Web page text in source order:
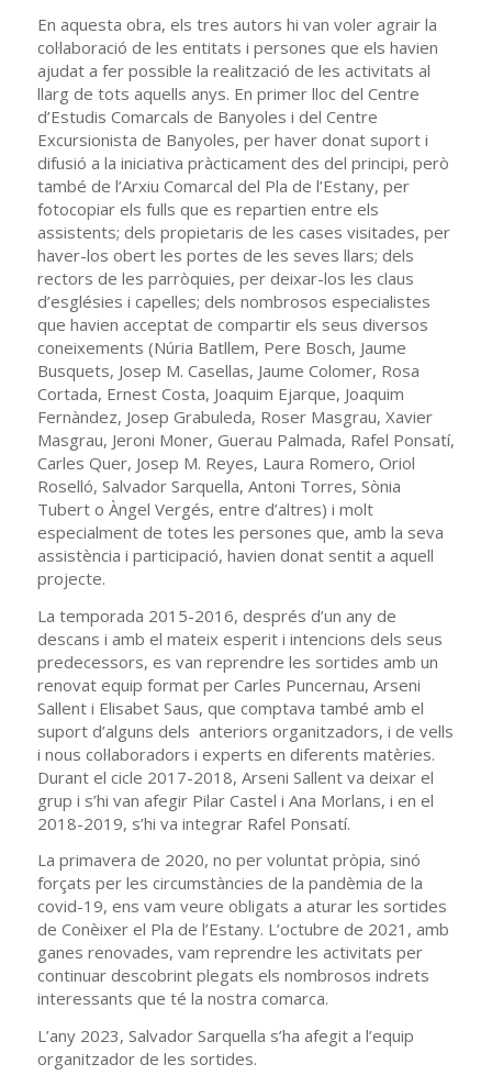
En aquesta obra, els tres autors hi van voler agrair la
col·laboració de les entitats i persones que els havien
ajudat a fer possible la realització de les activitats al
llarg de tots aquells anys. En primer lloc del Centre
d’Estudis Comarcals de Banyoles i del Centre
Excursionista de Banyoles, per haver donat suport i
difusió a la iniciativa pràcticament des del principi, però
també de l’Arxiu Comarcal del Pla de l’Estany, per
fotocopiar els fulls que es repartien entre els
assistents; dels propietaris de les cases visitades, per
haver-los obert les portes de les seves llars; dels
rectors de les parròquies, per deixar-los les claus
d’esglésies i capelles; dels nombrosos especialistes
que havien acceptat de compartir els seus diversos
coneixements (Núria Batllem, Pere Bosch, Jaume
Busquets, Josep M. Casellas, Jaume Colomer, Rosa
Cortada, Ernest Costa, Joaquim Ejarque, Joaquim
Fernàndez, Josep Grabuleda, Roser Masgrau, Xavier
Masgrau, Jeroni Moner, Guerau Palmada, Rafel Ponsatí,
Carles Quer, Josep M. Reyes, Laura Romero, Oriol
Roselló, Salvador Sarquella, Antoni Torres, Sònia
Tubert o Àngel Vergés, entre d’altres) i molt
especialment de totes les persones que, amb la seva
assistència i participació, havien donat sentit a aquell
projecte.
La temporada 2015-2016, després d’un any de
descans i amb el mateix esperit i intencions dels seus
predecessors, es van reprendre les sortides amb un
renovat equip format per Carles Puncernau, Arseni
Sallent i Elisabet Saus, que comptava també amb el
suport d’alguns dels anteriors organitzadors, i de vells
i nous col·laboradors i experts en diferents matèries.
Durant el cicle 2017-2018, Arseni Sallent va deixar el
grup i s’hi van afegir Pilar Castel i Ana Morlans, i en el
2018-2019, s’hi va integrar Rafel Ponsatí.
La primavera de 2020, no per voluntat pròpia, sinó
forçats per les circumstàncies de la pandèmia de la
covid-19, ens vam veure obligats a aturar les sortides
de Conèixer el Pla de l’Estany. L’octubre de 2021, amb
ganes renovades, vam reprendre les activitats per
continuar descobrint plegats els nombrosos indrets
interessants que té la nostra comarca.
L’any 2023, Salvador Sarquella s’ha afegit a l’equip
organitzador de les sortides.